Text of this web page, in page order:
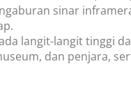
sinar
langit-langit tinggi
dan penjara,